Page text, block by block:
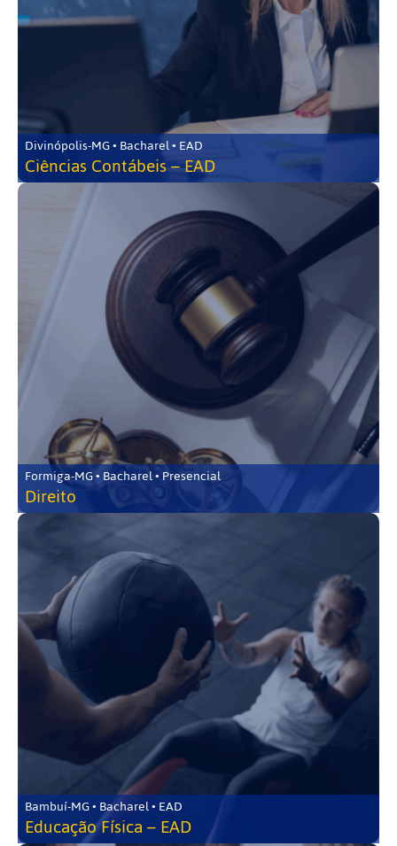
Divinópolis-MG • Bacharel • EAD
Ciências Contábeis – EAD
Formiga-MG • Bacharel • Presencial
Direito
Bambuí-MG • Bacharel • EAD
Educação Física – EAD